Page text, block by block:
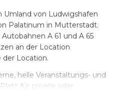
Umland von Ludwigshafen
Palatinum in Mutterstadt.
A 61 und A 65
an der Location
Location.
helle Veranstaltungs- und
für private oder